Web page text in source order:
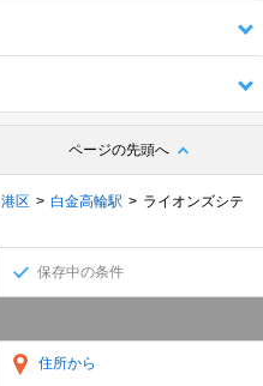
ページの先頭へ
港区 白金高輪駅
ライオンズシテ
保存中の条件
住所から